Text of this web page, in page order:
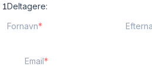
Deltagere:
Fornavn
Email